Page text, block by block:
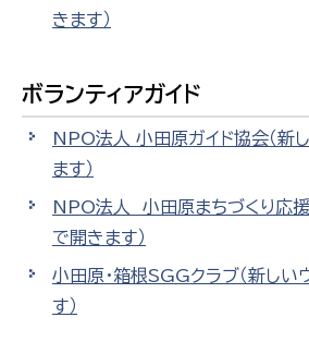
きます）
ボランティアガイド
NPO法人 小田原ガイド協会（新
ます）
NPO法人 小田原まちづくり応
で開きます）
小田原・箱根SGGクラブ（新しい
す）